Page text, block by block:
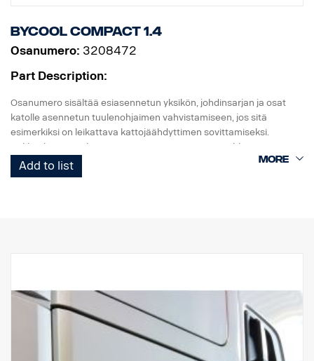
Bycool Compact 1.4
Osanumero: 3208472
Part Description:
Osanumero sisältää esiasennetun yksikön, johdinsarjan ja osat
katolle asennetun tuulenohjaimen vahvistamiseen, jos sitä
esimerkiksi on leikattava kattojäähdyttimen sovittamiseksi.
Pakkaukseen mukana toimitetaan myös asennusohjeet.
Johdinvalmius FPC01568C on saatavissa.
Add to list